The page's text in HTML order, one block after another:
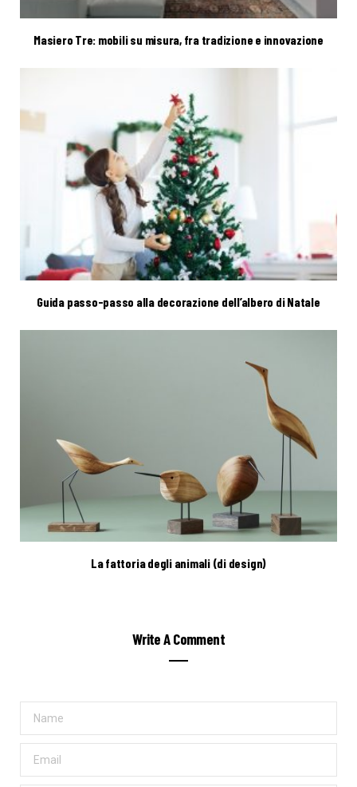
Masiero Tre: mobili su misura, fra tradizione e innovazione
Guida passo-passo alla decorazione dell’albero di Natale
La fattoria degli animali (di design)
Write A Comment